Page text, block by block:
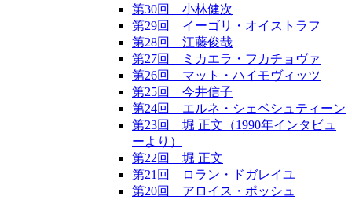
第30回 小林健次
第29回 イーゴリ・オイストラフ
第28回 江藤俊哉
第27回 ミカエラ・フカチョヴァ
第26回 マット・ハイモヴィッツ
第25回 今井信子
第24回 エルネ・シェベシュティーン
第23回 堀 正文（1990年インタビュ
ーより）
第22回 堀 正文
第21回 ロラン・ドガレイユ
第20回 アロイス・ポッシュ